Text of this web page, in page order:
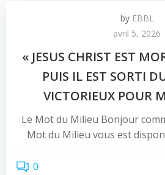
by EBBL
avril 5, 2026
« JESUS CHRIST EST
PUIS IL EST SORTI
VICTORIEUX POUR
Le Mot du Milieu Bonjour
Mot du Milieu vous est
0